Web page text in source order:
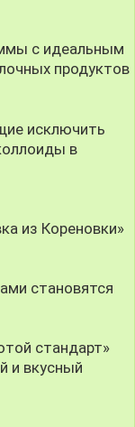
с идеальным
продуктов
исключить
в
из Кореновки»
становятся
стандарт»
и вкусный